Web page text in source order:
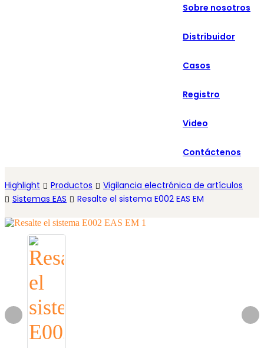
Español
Sobre nosotros
Distribuidor
Casos
Registro
Video
Contáctenos
Highlight Productos
Vigilancia electrónica de artículos
Sistemas EAS
Resalte el sistema E002 EAS EM